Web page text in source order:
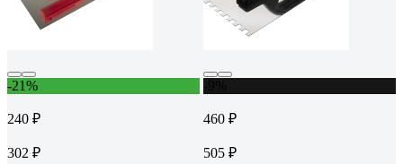
-21%
240 ₽
302 ₽
460 ₽
505 ₽